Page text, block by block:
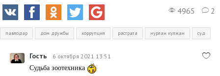
4965
2
павлодар дом дружбы коррупция растрата нурлан кулжан суд
Гость 6 октября 2021 13:51
Судьба зоотехника